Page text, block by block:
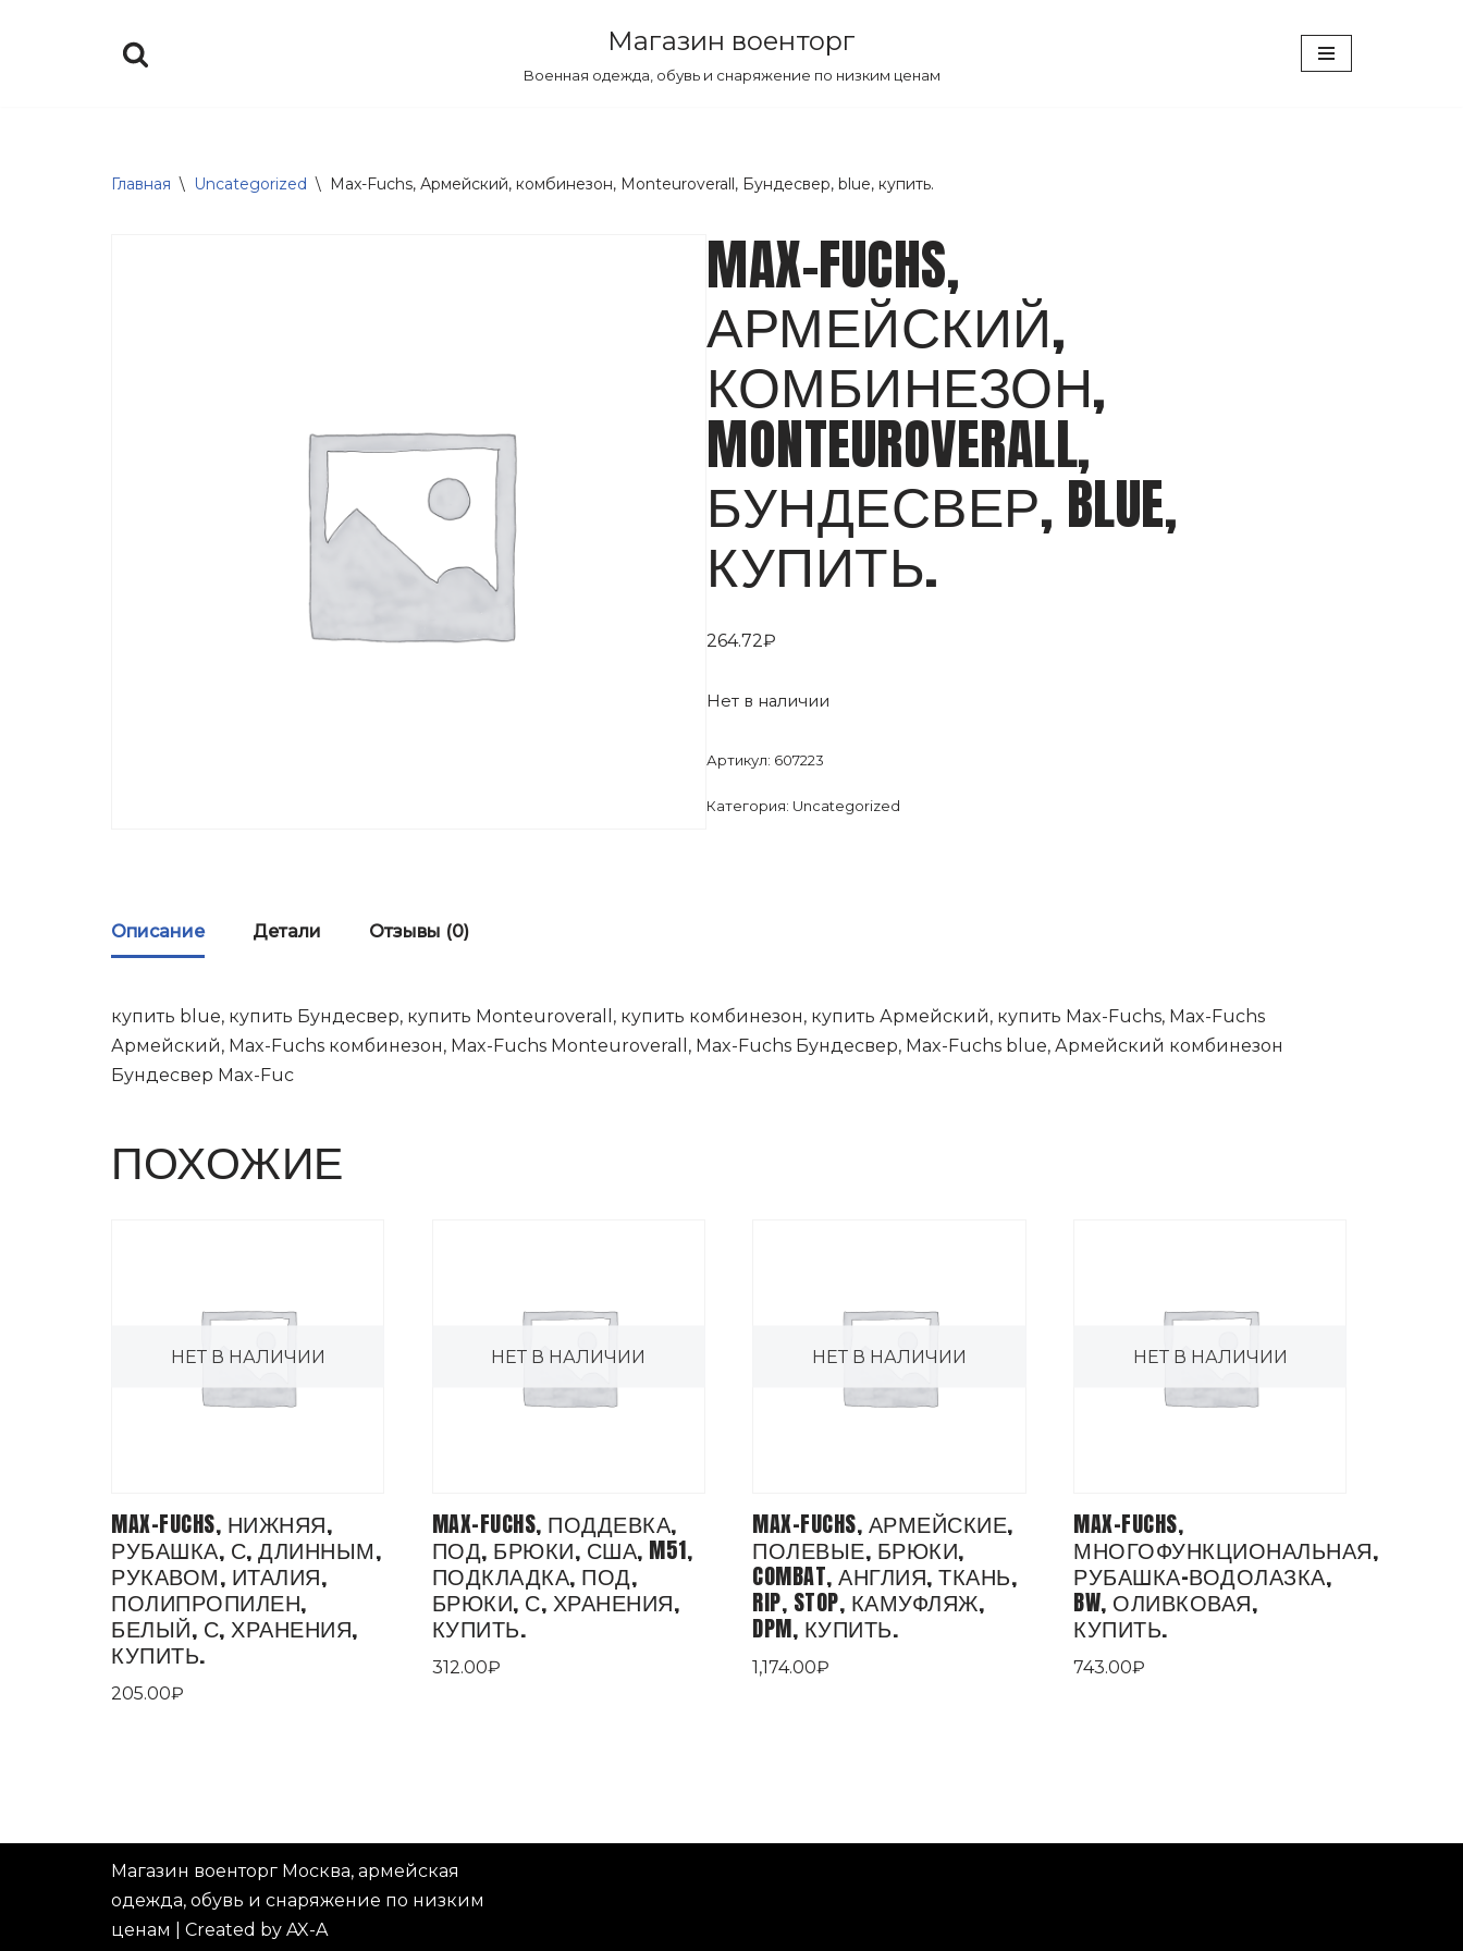
Магазин военторг
Военная одежда, обувь и снаряжение по низким ценам
Главная \ Uncategorized \ Max-Fuchs, Армейский, комбинезон, Monteuroverall, Бундесвер, blue, купить.
MAX-FUCHS,
АРМЕЙСКИЙ,
КОМБИНЕЗОН,
MONTEUROVERALL,
БУНДЕСВЕР, BLUE,
КУПИТЬ.
264.72₽
Нет в наличии
Артикул: 607223
Категория: Uncategorized
Описание Детали Отзывы (0)
купить blue, купить Бундесвер, купить Monteuroverall, купить комбинезон, купить Армейский, купить Max-Fuchs, Max-Fuchs
Армейский, Max-Fuchs комбинезон, Max-Fuchs Monteuroverall, Max-Fuchs Бундесвер, Max-Fuchs blue, Армейский комбинезон
Бундесвер Max-Fuc
ПОХОЖИЕ
НЕТ В НАЛИЧИИ
MAX-FUCHS, НИЖНЯЯ,
РУБАШКА, С, ДЛИННЫМ,
РУКАВОМ, ИТАЛИЯ,
ПОЛИПРОПИЛЕН,
БЕЛЫЙ, С, ХРАНЕНИЯ,
КУПИТЬ.
205.00₽
НЕТ В НАЛИЧИИ
MAX-FUCHS, ПОДДЕВКА,
ПОД, БРЮКИ, США, M51,
ПОДКЛАДКА, ПОД,
БРЮКИ, С, ХРАНЕНИЯ,
КУПИТЬ.
312.00₽
НЕТ В НАЛИЧИИ
MAX-FUCHS, АРМЕЙСКИЕ,
ПОЛЕВЫЕ, БРЮКИ,
COMBAT, АНГЛИЯ, ТКАНЬ,
RIP, STOP, КАМУФЛЯЖ,
DPM, КУПИТЬ.
1,174.00₽
НЕТ В НАЛИЧИИ
MAX-FUCHS,
МНОГОФУНКЦИОНАЛЬНАЯ,
РУБАШКА-ВОДОЛАЗКА,
BW, ОЛИВКОВАЯ,
КУПИТЬ.
743.00₽
Магазин военторг Москва, армейская
одежда, обувь и снаряжение по низким
ценам
Created by AX-A